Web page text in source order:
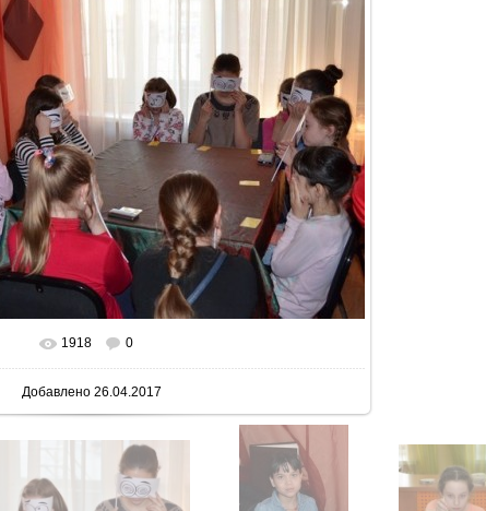
размере 640x432
1918 0
Добавлено 26.04.2017